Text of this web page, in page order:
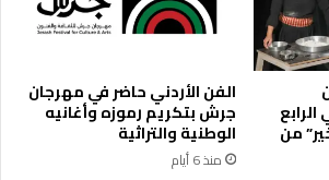
من
الفن الأردني حاضر في مهرجان
جرش بتكريم رموزه وأغانيه
الوطنية والتراثية
منذ 6 أيام